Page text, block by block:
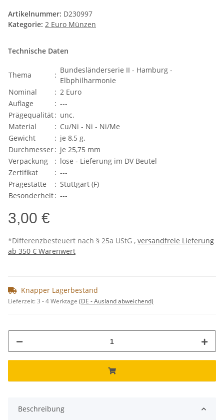
Artikelnummer: D230997
Kategorie: 2 Euro Münzen
Technische Daten
Thema :
Bundesländerserie II - Hamburg -
Elbphilharmonie
Nominal
: 2 Euro
Auflage
: ---
Prägequalität: unc.
Material
: Cu/Ni - Ni - Ni/Me
Gewicht
: je 8,5 g.
Durchmesser: je 25,75 mm
Verpackung
: lose - Lieferung im DV Beutel
Zertifikat
: ---
Prägestätte
: Stuttgart (F)
Besonderheit: ---
3,00 €
*Differenzbesteuert nach § 25a UStG , versandfreie Lieferung
ab 350 € Warenwert
Knapper Lagerbestand
Lieferzeit:3 - 4 Werktage (DE - Ausland abweichend)
Beschreibung